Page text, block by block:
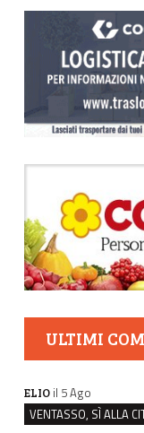
ULTIMI
ELIO il 5 Ago